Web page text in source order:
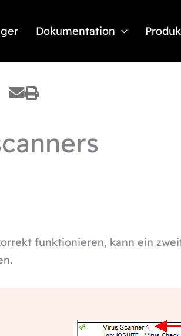
Dokumentation
funktionieren, kann ein